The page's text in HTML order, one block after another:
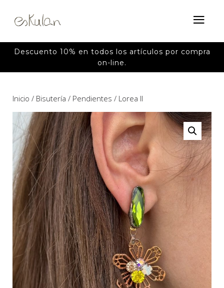
Descuento 10% en todos los artículos por compra
on-line.
Inicio / Bisutería / Pendientes / Lorea II